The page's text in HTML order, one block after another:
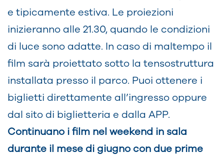
e tipicamente estiva. Le proiezioni
inizieranno alle 21.30, quando le condizioni
di luce sono adatte. In caso di maltempo il
film sarà proiettato sotto la tensostruttura
installata presso il parco. Puoi ottenere i
biglietti direttamente all’ingresso oppure
dal sito di biglietteria e dalla APP.
Continuano i film nel weekend in sala
durante il mese di giugno con due prime